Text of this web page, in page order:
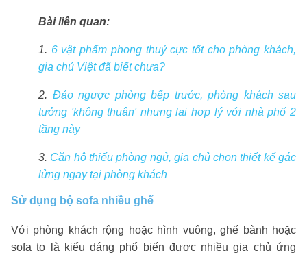
Bài liên quan:
1. 6 vật phẩm phong thuỷ cực tốt cho phòng khách,
gia chủ Việt đã biết chưa?
2. Đảo ngược phòng bếp trước, phòng khách sau
tưởng 'không thuận' nhưng lại hợp lý với nhà phố 2
tầng này
3. Căn hộ thiếu phòng ngủ, gia chủ chọn thiết kế gác
lửng ngay tại phòng khách
Sử dụng bộ sofa nhiều ghế
Với phòng khách rộng hoặc hình vuông, ghế bành hoặc
sofa to là kiểu dáng phổ biến được nhiều gia chủ ứng